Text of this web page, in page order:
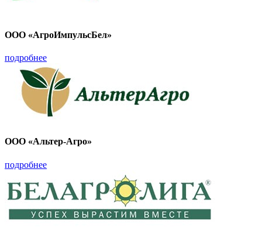
ООО «АгроИмпульсБел»
подробнее
ООО «Альтер-Агро»
подробнее